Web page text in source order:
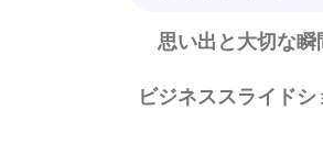
思い出と大切な瞬
ビジネススライドシ